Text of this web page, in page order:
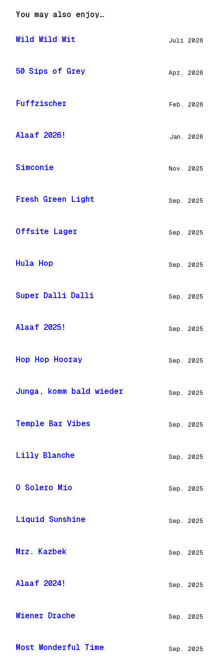
You may also enjoy…
Wild Wild Wit Juli 2026
50 Sips of Grey Apr. 2026
Fuffzischer Feb. 2026
Alaaf 2026! Jan. 2026
Simconie Nov. 2025
Fresh Green Light Sep. 2025
Offsite Lager Sep. 2025
Hula Hop Sep. 2025
Super Dalli Dalli Sep. 2025
Alaaf 2025! Sep. 2025
Hop Hop Hooray Sep. 2025
Junga, komm bald wieder Sep. 2025
Temple Bar Vibes Sep. 2025
Lilly Blanche Sep. 2025
O Solero Mio Sep. 2025
Liquid Sunshine Sep. 2025
Mrz. Kazbek Sep. 2025
Alaaf 2024! Sep. 2025
Wiener Drache Sep. 2025
Most Wonderful Time Sep. 2025